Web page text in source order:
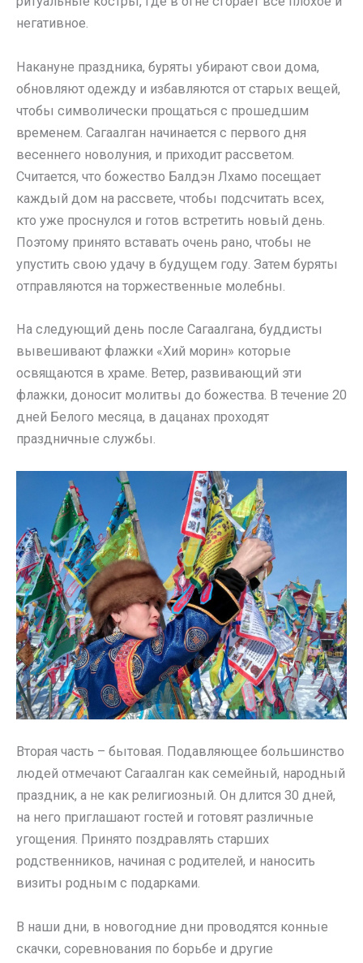
негативное.
Накануне праздника, буряты убирают свои дома,
обновляют одежду и избавляются от старых вещей,
чтобы символически прощаться с прошедшим
временем. Сагаалган начинается с первого дня
весеннего новолуния, и приходит рассветом.
Считается, что божество Балдэн Лхамо посещает
каждый дом на рассвете, чтобы подсчитать всех,
кто уже проснулся и готов встретить новый день.
Поэтому принято вставать очень рано, чтобы не
упустить свою удачу в будущем году. Затем буряты
отправляются на торжественные молебны.
На следующий день после Сагаалгана, буддисты
вывешивают флажки «Хий морин» которые
освящаются в храме. Ветер, развивающий эти
флажки, доносит молитвы до божества. В течение 20
дней Белого месяца, в дацанах проходят
праздничные службы.
Вторая часть – бытовая. Подавляющее большинство
людей отмечают Сагаалган как семейный, народный
праздник, а не как религиозный. Он длится 30 дней,
на него приглашают гостей и готовят различные
угощения. Принято поздравлять старших
родственников, начиная с родителей, и наносить
визиты родным с подарками.
В наши дни, в новогодние дни проводятся конные
скачки, соревнования по борьбе и другие